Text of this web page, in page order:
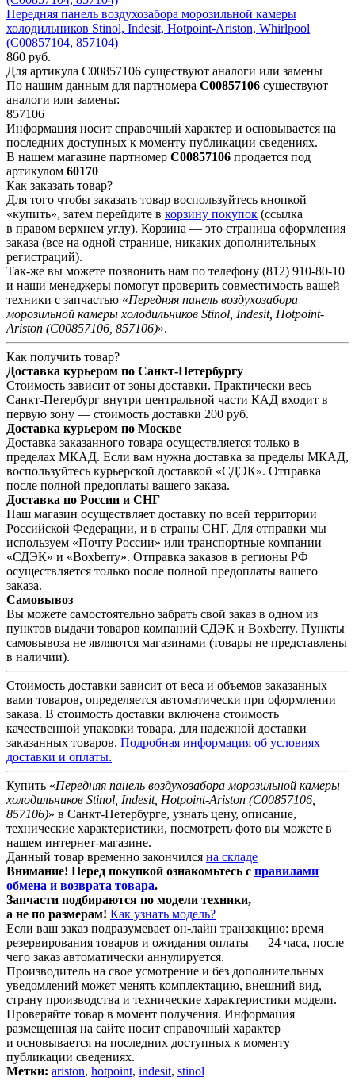
Передняя панель воздухозабора морозильной камеры
холодильников Stinol, Indesit, Hotpoint-Ariston, Whirlpool
(C00857104, 857104)
860 руб.
Для артикула C00857106 существуют аналоги или замены
По нашим данным для партномера C00857106 существуют
аналоги или замены:
857106
Информация носит справочный характер и основывается на
последних доступных к моменту публикации сведениях.
В нашем магазине партномер C00857106 продается под
артикулом 60170
Как заказать товар?
Для того чтобы заказать товар воспользуйтесь кнопкой
«купить», затем перейдите в корзину покупок (ссылка
в правом верхнем углу). Корзина — это страница оформления
заказа (все на одной странице, никаких дополнительных
регистраций).
Так-же вы можете позвонить нам по телефону (812) 910-80-10
и наши менеджеры помогут проверить совместимость вашей
техники с запчастью «Передняя панель воздухозабора
морозильной камеры холодильников Stinol, Indesit, Hotpoint-
Ariston (C00857106, 857106)».
Как получить товар?
Доставка курьером по Санкт-Петербургу
Стоимость зависит от зоны доставки. Практически весь
Санкт-Петербург внутри центральной части КАД входит в
первую зону — стоимость доставки 200 руб.
Доставка курьером по Москве
Доставка заказанного товара осуществляется только в
пределах МКАД. Если вам нужна доставка за пределы МКАД,
воспользуйтесь курьерской доставкой «СДЭК». Отправка
после полной предоплаты вашего заказа.
Доставка по России и СНГ
Наш магазин осуществляет доставку по всей территории
Российской Федерации, и в страны СНГ. Для отправки мы
используем «Почту России» или транспортные компании
«СДЭК» и «Boxberry». Отправка заказов в регионы РФ
осуществляется только после полной предоплаты вашего
заказа.
Самовывоз
Вы можете самостоятельно забрать свой заказ в одном из
пунктов выдачи товаров компаний СДЭК и Boxberry. Пункты
самовывоза не являются магазинами (товары не представлены
в наличии).
Стоимость доставки зависит от веса и объемов заказанных
вами товаров, определяется автоматически при оформлении
заказа. В стоимость доставки включена стоимость
качественной упаковки товара, для надежной доставки
заказанных товаров. Подробная информация об условиях
доставки и оплаты.
Купить «Передняя панель воздухозабора морозильной камеры
холодильников Stinol, Indesit, Hotpoint-Ariston (C00857106,
857106)» в Санкт-Петербурге, узнать цену, описание,
технические характеристики, посмотреть фото вы можете в
нашем интернет-магазине.
Данный товар временно закончился на складе
Внимание! Перед покупкой ознакомьтесь с правилами
обмена и возврата товара.
Запчасти подбираются по модели техники,
а не по размерам! Как узнать модель?
Если ваш заказ подразумевает он-лайн транзакцию: время
резервирования товаров и ожидания оплаты — 24 часа, после
чего заказ автоматически аннулируется.
Производитель на свое усмотрение и без дополнительных
уведомлений может менять комплектацию, внешний вид,
страну производства и технические характеристики модели.
Проверяйте товар в момент получения. Информация
размещенная на сайте носит справочный характер
и основывается на последних доступных к моменту
публикации сведениях.
Метки: ariston, hotpoint, indesit, stinol